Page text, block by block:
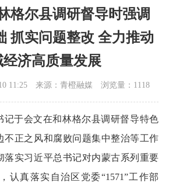
格尔县调研督导时强调
抓实问题整改 全力推动
经济高质量发展
11:25 来源：青橙融媒 浏览量：1118
记于会文在和林格尔县调研督导特色
不正之风和腐败问题集中整治等工作
落实习近平总书记对内蒙古系列重要
认真落实自治区党委“1571”工作部